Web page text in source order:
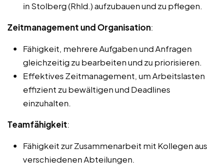
in Stolberg (Rhld.) aufzubauen und zu pflegen.
Zeitmanagement und Organisation:
Fähigkeit, mehrere Aufgaben und Anfragen
gleichzeitig zu bearbeiten und zu priorisieren.
Effektives Zeitmanagement, um Arbeitslasten
effizient zu bewältigen und Deadlines
einzuhalten.
Teamfähigkeit:
Fähigkeit zur Zusammenarbeit mit Kollegen aus
verschiedenen Abteilungen.